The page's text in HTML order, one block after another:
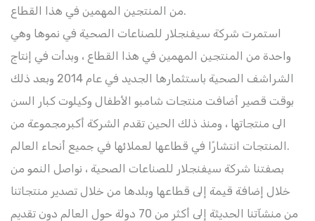
من المنتجين المهمين في هذا القطاع.
استمرت شركة سيفنجلار للصناعات الصحية في نموها وهي
واحدة من المنتجين المهمين في هذا القطاع ، وبدأت في إنتاج
الشراشف الصحية باستثمارها الجديد في عام 2014 وبعد ذلك
بوقت قصير أضافت منتجات شامبو الأطفال وكيلوت كبار السن
الى منتجاتها ، ومنذ ذلك الحين تقدم الشركة أكبرمجموعة من
المنتجات انتشارًا في قطاعها لعملائها في جميع أنحاء العالم.
بصفتنا شركة سيفنجلار للصناعات الصحية ، نواصل النمو من
خلال إضافة قيمة إلى قطاعها وبلدها من خلال تصدير منتجاتنا
من منشآتنا الحديثة إلى أكثر من 70 دولة حول العالم دون تقديم